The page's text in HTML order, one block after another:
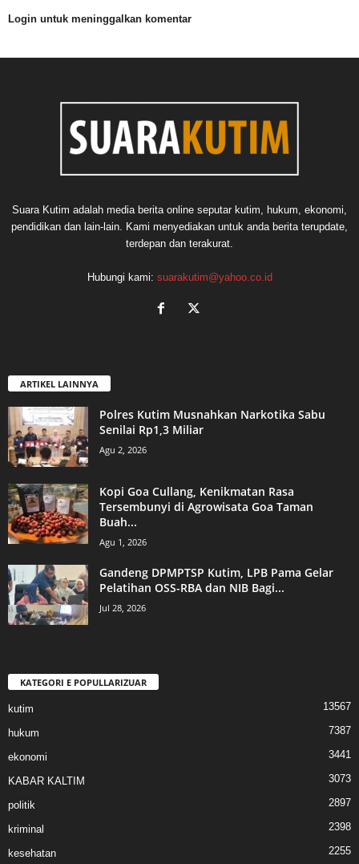
Login untuk meninggalkan komentar
Suara Kutim adalah media berita online seputar kutim, hukum, ekonomi,
pendidikan dan lain-lain. Kami menyediakan untuk anda berita terupdate,
terdepan dan terakurat.
Hubungi kami: suarakutim@yahoo.co.id
ARTIKEL LAINNYA
Polres Kutim Musnahkan Narkotika Sabu
Senilai Rp1,3 Miliar
Agu 2, 2026
Kopi Goa Cullang, Kenikmatan Rasa
Tersembunyi di Agrowisata Goa Taman
Buah...
Agu 1, 2026
Gandeng DPMPTSP Kutim, LPB Pama Gelar
Pelatihan OSS-RBA dan NIB Bagi...
Jul 28, 2026
KATEGORI E POPULLARIZUAR
kutim 13567
hukum 7387
ekonomi 3441
KABAR KALTIM 3073
politik 2897
kriminal 2398
kesehatan 2255